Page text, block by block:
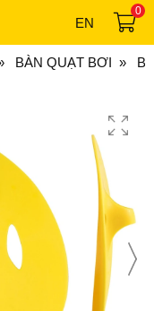
EN
0
BÀN QUẠT BƠI